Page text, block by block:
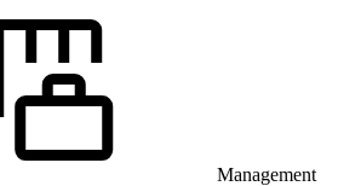
Management